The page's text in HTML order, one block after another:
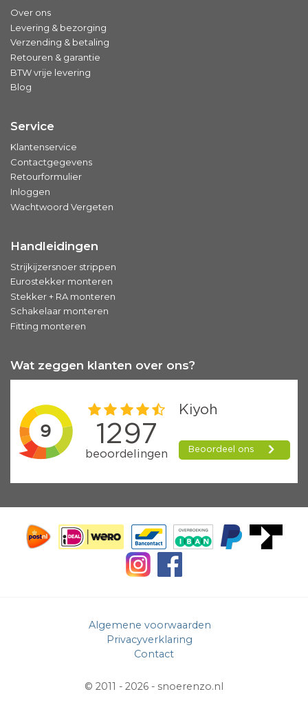
Over ons
Levering & bezorging
Verzending & betaling
Retouren & garantie
BTW vrije levering
Blog
Service
Klantenservice
Contactgegevens
Retourformulier
Inloggen
Wachtwoord Vergeten
Handleidingen
Strijkijzersnoer strippen
Eurostekker monteren
Stekker + RA monteren
Schakelaar monteren
Fitting monteren
Wat zeggen klanten over ons?
Algemene voorwaarden
Privacyverklaring
Contact
© 2011 - 2026 - snoerenzo.nl